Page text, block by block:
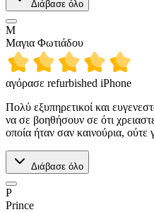
Διάβασε όλο
Μ
Μαγια Φωτιάδου
αγόρασε refurbished iPhone
Πολύ εξυπηρετικοί και
να σε βοηθήσουν σε ότι
οποία ήταν σαν καινούρια,
Διάβασε όλο
P
Prince